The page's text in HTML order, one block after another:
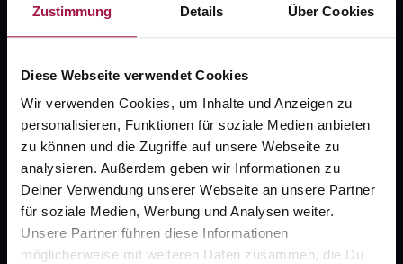
Zustimmung Details Über Cookies
Diese Webseite verwendet Cookies
Wir verwenden Cookies, um Inhalte und Anzeigen zu
personalisieren, Funktionen für soziale Medien anbieten
zu können und die Zugriffe auf unsere Webseite zu
analysieren. Außerdem geben wir Informationen zu
Deiner Verwendung unserer Webseite an unsere Partner
für soziale Medien, Werbung und Analysen weiter.
Unsere Partner führen diese Informationen
möglicherweise mit weiteren Daten zusammen, die Du
gesund.de
Über uns
Karriere
Newsletter